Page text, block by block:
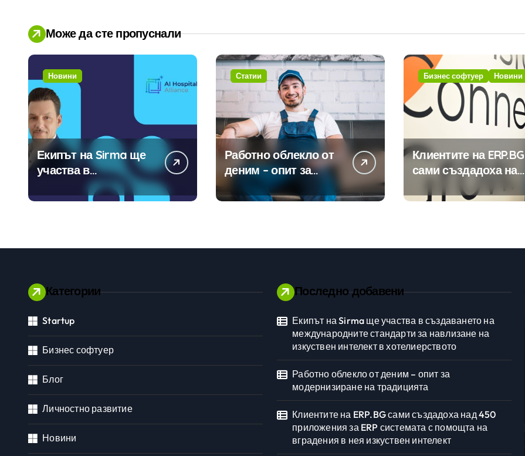
Може да сте пропуснали
Новини
Екипът на Sirma ще
участва в
създаването на
международните
изкуствен интелект в
Статии
Работно облекло от
деним – опит за
модернизиране на
традицията
Бизнес софтуер Новини
Клиентите на ERP.BG
сами създадоха над
ERP системата с
изкуствен интелект
Категории
Startup
Бизнес софтуер
Блог
Личностно развитие
Новини
Последно добавени
Екипът на Sirma ще участва в създаването на
международните стандарти за навлизане на
изкуствен интелект в хотелиерството
Работно облекло от деним – опит за
модернизиране на традицията
Клиентите на ERP.BG сами създадоха над 450
приложения за ERP системата с помощта на
вградения в нея изкуствен интелект
Личностно развитие